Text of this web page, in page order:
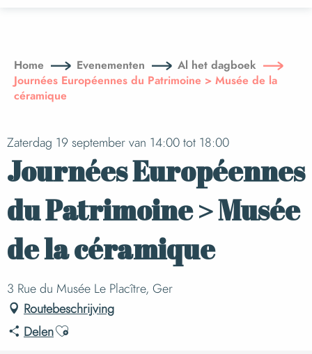
principal
Home Evenementen
Al het dagboek
Journées Européennes du Patrimoine > Musée de la
céramique
Zaterdag 19 september van 14:00 tot 18:00
Journées Européennes
du Patrimoine > Musée
de la céramique
3 Rue du Musée Le Placître, Ger
Routebeschrijving
DelenAjouter aux favoris